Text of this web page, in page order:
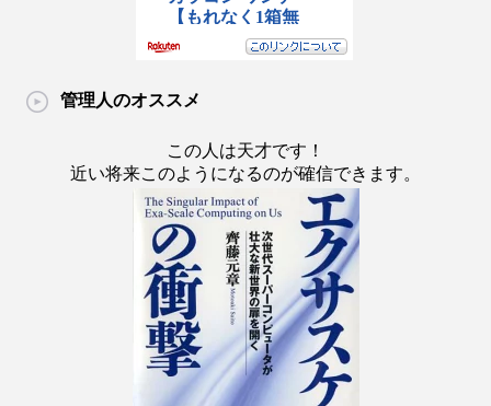
管理人のオススメ
この人は天才です！
近い将来このようになるのが確信できます。